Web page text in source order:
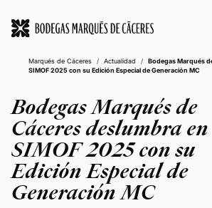
Marqués de Cáceres / Actualidad /
Bodegas Marqués
SIMOF 2025 con su Edición Especial de Generación MC
Bodegas Marqués de
Cáceres deslumbra en
SIMOF 2025 con su
Edición Especial de
Generación MC